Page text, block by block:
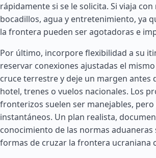
rápidamente si se le solicita. Si viaja
bocadillos, agua y entretenimiento, ya
la frontera pueden ser agotadoras e
Por último, incorpore flexibilidad a su
reservar conexiones ajustadas el
cruce terrestre y deje un margen antes
hotel, trenes o vuelos nacionales. Los
fronterizos suelen ser manejables, pero
instantáneos. Un plan realista,
conocimiento de las normas aduaneras
formas de cruzar la frontera ucraniana